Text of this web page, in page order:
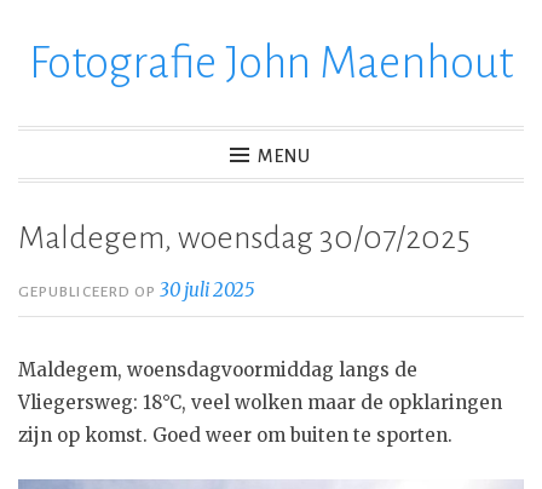
verderFotografie John Maenhout
MENU
Maldegem, woensdag 30/07/2025
GEPUBLICEERD OP30 juli 2025
Maldegem, woensdagvoormiddag langs de
Vliegersweg: 18°C, veel wolken maar de opklaringen
zijn op komst. Goed weer om buiten te sporten.